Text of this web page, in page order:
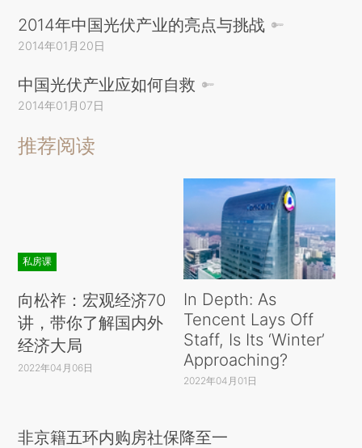
2014年中国光伏产业的亮点与挑战
2014年01月20日
中国光伏产业应如何自救
2014年01月07日
推荐阅读
私房课
向松祚：宏观经济70
讲，带你了解国内外
经济大局
2022年04月06日
In Depth: As
Tencent Lays Off
Staff, Is Its ‘Winter’
Approaching?
2022年04月01日
非京籍五环内购房社保降至一